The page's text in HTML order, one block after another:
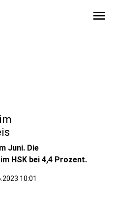
menu
Juni. Die
HSK bei 4,4 Prozent.
10:01